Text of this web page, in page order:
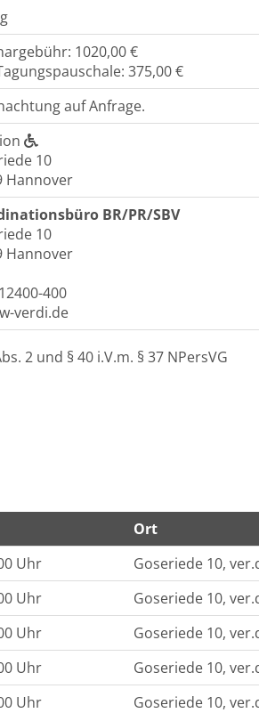
1020,00 €
375,00 €
auf Anfrage.
10
Hannover
BR/PR/SBV
10
Hannover
400
verdi.de
2 und § 40 i.V.m. § 37 NPersVG
Ort
Uhr
Goseriede 10,
Uhr
Goseriede 10,
Uhr
Goseriede 10,
Uhr
Goseriede 10,
Uhr Goseriede 10,